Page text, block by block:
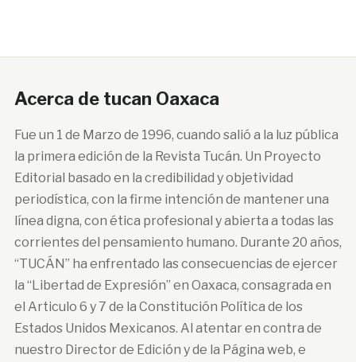
Acerca de tucan Oaxaca
Fue un 1 de Marzo de 1996, cuando salió a la luz pública
la primera edición de la Revista Tucán. Un Proyecto
Editorial basado en la credibilidad y objetividad
periodística, con la firme intención de mantener una
línea digna, con ética profesional y abierta a todas las
corrientes del pensamiento humano. Durante 20 años,
“TUCÁN” ha enfrentado las consecuencias de ejercer
la “Libertad de Expresión” en Oaxaca, consagrada en
el Articulo 6 y 7 de la Constitución Política de los
Estados Unidos Mexicanos. Al atentar en contra de
nuestro Director de Edición y de la Página web, e